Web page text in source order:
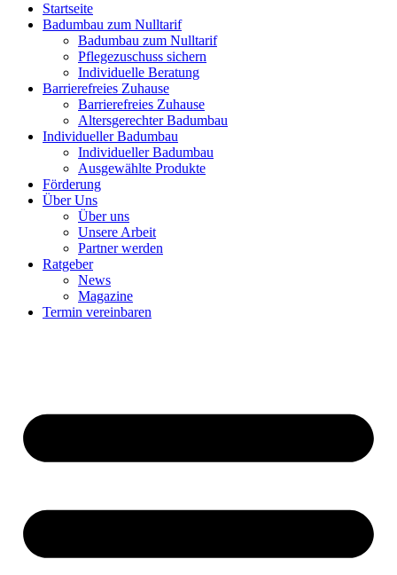
Startseite
Badumbau zum Nulltarif
Badumbau zum Nulltarif
Pflegezuschuss sichern
Individuelle Beratung
Barrierefreies Zuhause
Barrierefreies Zuhause
Altersgerechter Badumbau
Individueller Badumbau
Individueller Badumbau
Ausgewählte Produkte
Förderung
Über Uns
Über uns
Unsere Arbeit
Partner werden
Ratgeber
News
Magazine
Termin vereinbaren